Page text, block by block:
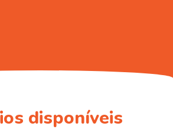
disponíveis